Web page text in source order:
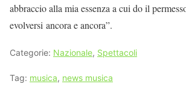
abbraccio alla mia essenza a cui do il
evolversi ancora e ancora”.
Categorie: Nazionale, Spettacoli
Tag: musica, news musica